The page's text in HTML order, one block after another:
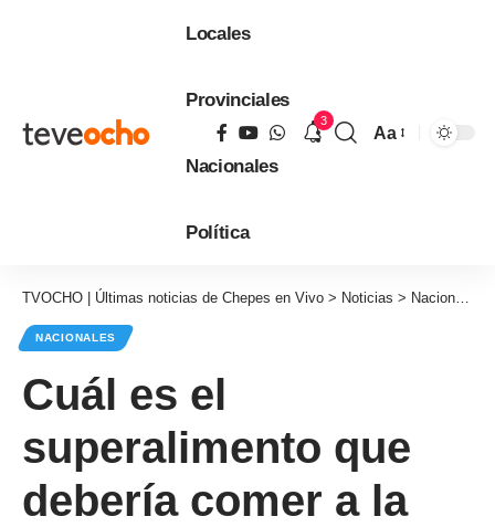
Locales
Provinciales
Nacionales
Política
3
Aa
TVOCHO | Últimas noticias de Chepes en Vivo > Noticias > Nacionales
NACIONALES
Cuál es el
superalimento que
debería comer a la